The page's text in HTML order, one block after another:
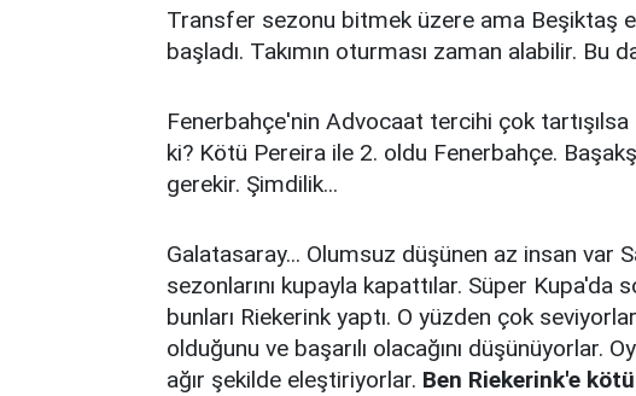
Transfer sezonu bitmek üzere ama Beşiktaş
başladı. Takımın oturması zaman alabilir. Bu
Fenerbahçe'nin Advocaat tercihi çok
ki? Kötü Pereira ile 2. oldu Fenerbahçe.
gerekir. Şimdilik...
Galatasaray... Olumsuz düşünen az insan var
sezonlarını kupayla kapattılar. Süper Kupa'da
bunları Riekerink yaptı. O yüzden çok
olduğunu ve başarılı olacağını düşünüyorlar.
ağır şekilde eleştiriyorlar. Ben Riekerink'e